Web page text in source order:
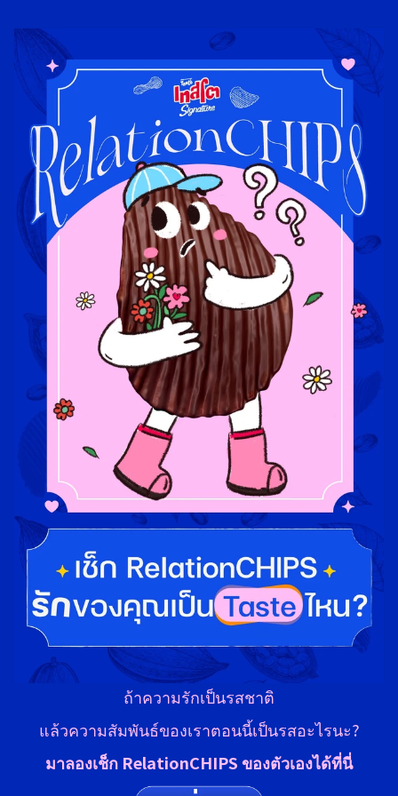
ถ้าความรักเป็นรสชาติ
แล้วความสัมพันธ์ของเราตอนนี้เป็นรสอะไรนะ?
มาลองเช็ก RelationCHIPS ของตัวเองได้ที่นี่